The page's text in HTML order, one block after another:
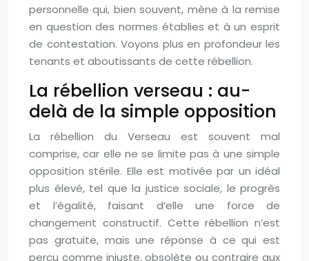
personnelle qui, bien souvent, mène à la remise
en question des normes établies et à un esprit
de contestation. Voyons plus en profondeur les
tenants et aboutissants de cette rébellion.
La rébellion verseau : au-
delà de la simple opposition
La rébellion du Verseau est souvent mal
comprise, car elle ne se limite pas à une simple
opposition stérile. Elle est motivée par un idéal
plus élevé, tel que la justice sociale, le progrès
et l’égalité, faisant d’elle une force de
changement constructif. Cette rébellion n’est
pas gratuite, mais une réponse à ce qui est
perçu comme injuste, obsolète ou contraire aux